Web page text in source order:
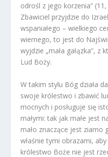
odrośl z jego korzenia” (11,
Zbawiciel przyjdzie do
wspaniałego – wielkiego
wiernego, to jest do
wyjdzie „mała gałązka”,
Lud Boży.
W takim stylu Bóg działa
swoje królestwo i zbawić
mocnych i posługuje się
małymi: tak jak małe jest
mało znaczące jest ziarno
właśnie tymi obrazami,
królestwo Boże nie jest